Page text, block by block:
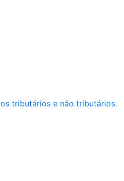
tributários e não tributários.